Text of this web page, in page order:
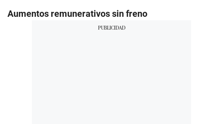
Aumentos remunerativos sin freno